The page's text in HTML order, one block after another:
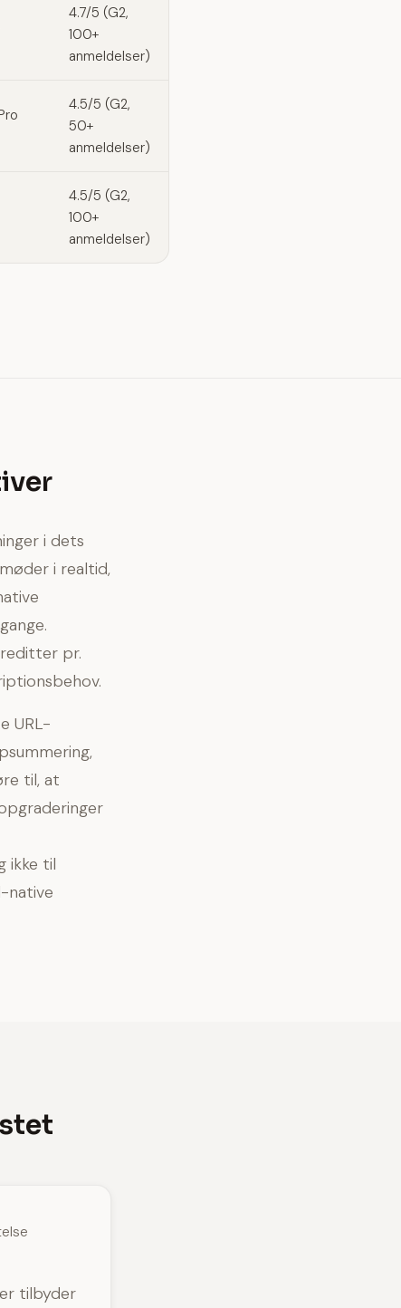
4.7/5 (G2,
100+
anmeldelser)
4.5/5 (G2,
50+
anmeldelser)
4.5/5 (G2,
100+
anmeldelser)
i dets
i realtid,
pr.
URL-
til, at
ikke til
native
tilbyder